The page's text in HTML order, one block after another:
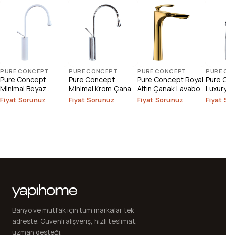
PURE CONCEPT
Pure Concept
Minimal Beyaz
Çanak Lavabo
Bataryası
Fiyat Sorunuz
PURE CONCEPT
Pure Concept
Minimal Krom Çanak
Lavabo Bataryası
Fiyat Sorunuz
PURE CONCEPT
Pure Concept Royal
Altın Çanak Lavabo
Bataryası
Fiyat Sorunuz
PURE
Pure
Fiyat
Banyo ve mutfak için tüm markalar tek
adreste. Güvenli alışveriş, hızlı teslimat,
uzman desteği.